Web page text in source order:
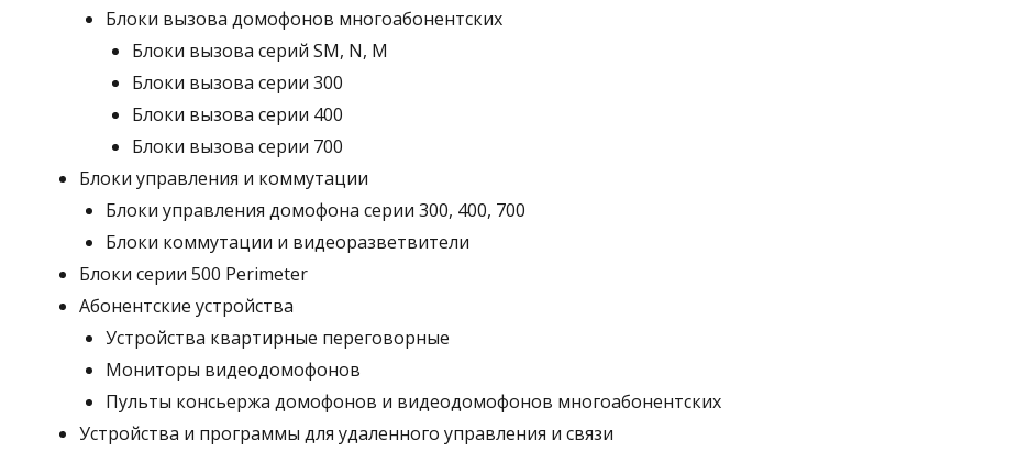
Блоки вызова домофонов многоабонентских
Блоки вызова серий SM, N, M
Блоки вызова серии 300
Блоки вызова серии 400
Блоки вызова серии 700
Блоки управления и коммутации
Блоки управления домофона серии 300, 400, 700
Блоки коммутации и видеоразветвители
Блоки серии 500 Perimeter
Абонентские устройства
Устройства квартирные переговорные
Мониторы видеодомофонов
Пульты консьержа домофонов и видеодомофонов многоабонентских
Устройства и программы для удаленного управления и связи